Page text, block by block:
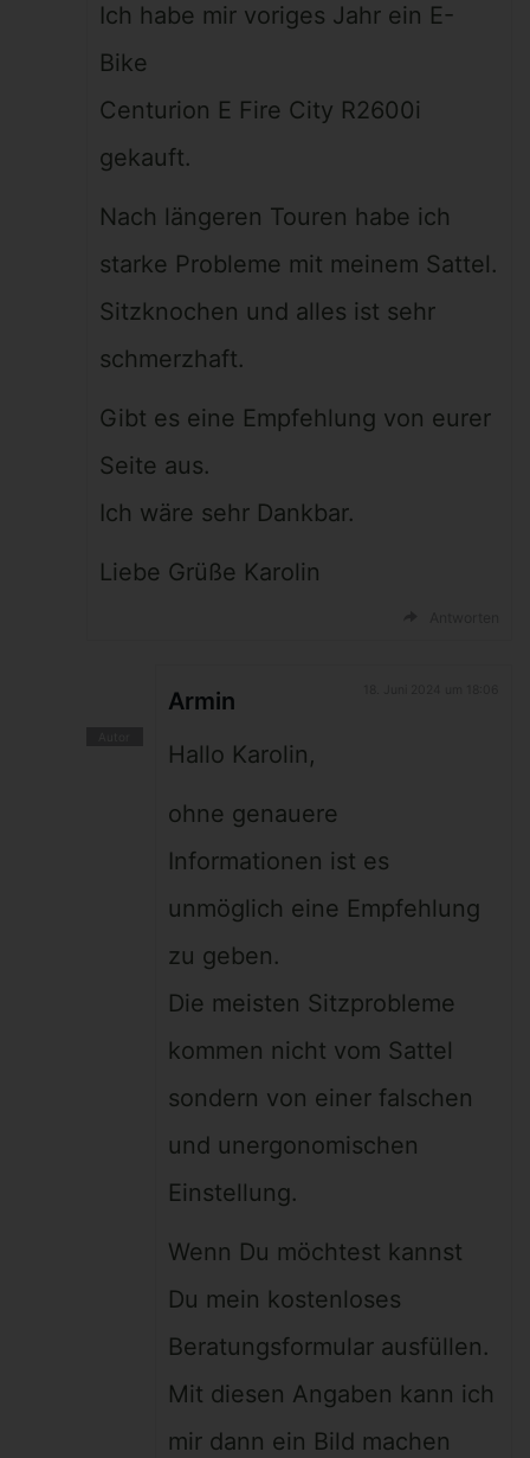
Ich habe mir voriges Jahr ein E-
Bike
Centurion E Fire City R2600i
gekauft.
Nach längeren Touren habe ich
starke Probleme mit meinem Sattel.
Sitzknochen und alles ist sehr
schmerzhaft.
Gibt es eine Empfehlung von eurer
Seite aus.
Ich wäre sehr Dankbar.
Liebe Grüße Karolin
Armin
Hallo Karolin,
ohne genauere
Informationen ist es
unmöglich eine Empfehlung
zu geben.
Die meisten Sitzprobleme
kommen nicht vom Sattel
sondern von einer falschen
und unergonomischen
Einstellung.
Wenn Du möchtest kannst
Du mein kostenloses
Beratungsformular ausfüllen.
Mit diesen Angaben kann ich
mir dann ein Bild machen